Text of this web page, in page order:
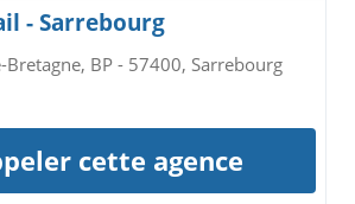
- Sarrebourg
Bretagne, BP - 57400, Sarrebourg
cette agence